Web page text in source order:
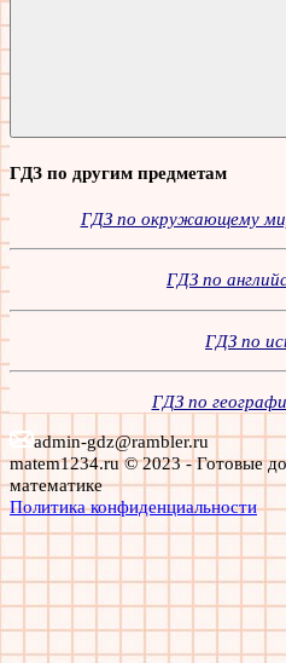
Поиск
ГДЗ по другим предметам
ГДЗ по окружающему
ГДЗ по
ГДЗ по
ГДЗ по
admin-gdz@rambler.ru
matem1234.ru © 2023 - Готовые
математике
Политика конфиденциальности